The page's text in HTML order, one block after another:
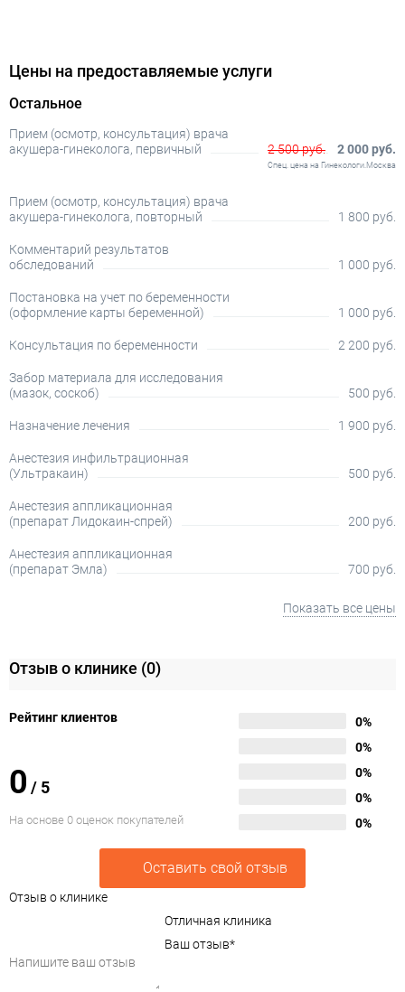
Цены на предоставляемые услуги
Остальное
Прием (осмотр, консультация) врача
акушера-гинеколога, первичный
2 500 руб. 2 000 руб.
Спец. цена на Гинекологи.Москва
Прием (осмотр, консультация) врача
акушера-гинеколога, повторный
1 800 руб.
Комментарий результатов
обследований
1 000 руб.
Постановка на учет по беременности
(оформление карты беременной)
1 000 руб.
Консультация по беременности 2 200 руб.
Забор материала для исследования
(мазок, соскоб)
500 руб.
Назначение лечения 1 900 руб.
Анестезия инфильтрационная
(Ультракаин)
500 руб.
Анестезия аппликационная
(препарат Лидокаин-спрей)
200 руб.
Анестезия аппликационная
(препарат Эмла)
700 руб.
Показать все цены
Отзыв о клинике (0)
Рейтинг клиентов
0 / 5
На основе 0 оценок покупателей
0%
0%
0%
0%
0%
Оставить свой отзыв
Отзыв о клинике
Отличная клиника
Ваш отзыв*